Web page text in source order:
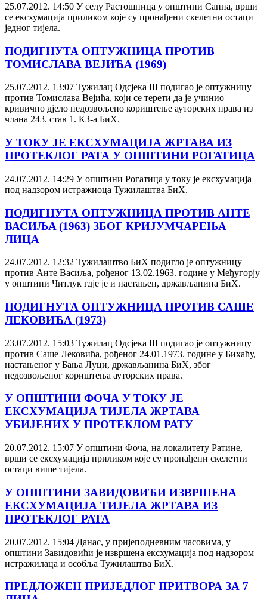
25.07.2012. 14:50 У селу Растошница у општини Сапна, врши
се ексхумација приликом које су пронађени скелетни остаци
једног тијела.
ПОДИГНУТА ОПТУЖНИЦА ПРОТИВ
ТОМИСЛАВА ВЕЈИЋА (1969)
25.07.2012. 13:07 Тужилац Одсјека III подигао је оптужницу
против Томислава Вејића, који се терети да је учинио
кривично дјело недозвољено кориштење ауторских права из
члана 243. став 1. КЗ-а БиХ.
У ТОКУ ЈЕ ЕКСХУМАЦИЈА ЖРТАВА ИЗ
ПРОТЕКЛОГ РАТА У ОПШТИНИ РОГАТИЦА
24.07.2012. 14:29 У општини Рогатица у току je ексхумација
под надзором истражиоца Тужилаштва БиХ.
ПОДИГНУТА ОПТУЖНИЦА ПРОТИВ АНТЕ
ВАСИЉA (1963) ЗБОГ КРИЈУМЧАРЕЊА
ЛИЦА
24.07.2012. 12:32 Тужилаштво БиХ подигло је оптужницу
против Анте Васиљa, рођеног 13.02.1963. године у Међугорју
у општини Читлук гдје је и настањен, држављанина БиХ.
ПОДИГНУТА ОПТУЖНИЦА ПРОТИВ САШЕ
ЛЕКОВИЋА (1973)
23.07.2012. 15:03 Тужилац Одсјека III подигао је оптужницу
против Саше Лековића, рођеног 24.01.1973. године у Бихаћу,
настањеног у Бања Луци, држављанина БиХ, због
недозвољеног кориштења ауторских права.
У ОПШТИНИ ФОЧА У ТОКУ ЈЕ
ЕКСХУМАЦИЈА ТИЈЕЛА ЖРТАВА
УБИЈЕНИХ У ПРОТЕКЛОМ РАТУ
20.07.2012. 15:07 У општини Фоча, на локалитету Ратине,
врши се ексхумација приликом које су пронађени скелетни
остаци више тијела.
У ОПШТИНИ ЗАВИДОВИЋИ ИЗВРШЕНА
ЕКСХУМАЦИЈА ТИЈЕЛА ЖРТАВА ИЗ
ПРОТЕКЛОГ РАТА
20.07.2012. 15:04 Данас, у пријеподневним часовима, у
општини Завидовићи је извршена ексхумација под надзором
истражилаца и особља Тужилаштва БиХ.
ПРЕДЛОЖЕН ПРИЈЕДЛОГ ПРИТВОРА ЗА 7